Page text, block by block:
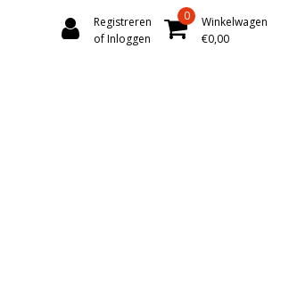
Registreren
of Inloggen
0
Winkelwagen
€0,00